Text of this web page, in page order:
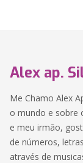
Alex ap.
Me Chamo Alex
o mundo e sobre
e meu irmão,
de números,
através de